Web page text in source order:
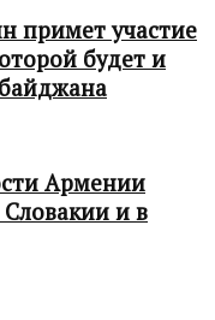
примет участие
будет и
Армении
и в